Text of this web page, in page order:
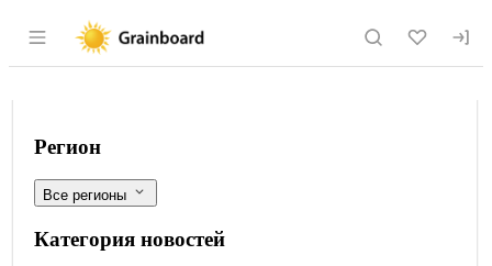
Раздел навигации по сайту
Россельхознадзор остановил
Фильтры
Регион
Все регионы
Категория новостей